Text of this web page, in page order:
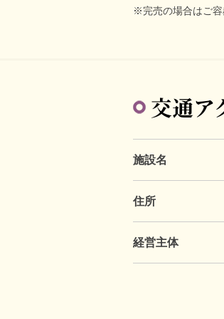
※完売の場合はご容
交通ア
施設名
住所
経営主体